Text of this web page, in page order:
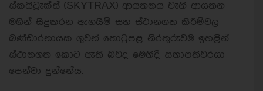
ස්කයිට්‍රැක්ස් (SKYTRAX) ආයතනය වැනි ආයතන
මගින් සිදුකරන ඇගයීම් සහ ස්ථානගත කිරීම්වල
බණ්ඩාරනායක ගුවන් තොටුපළ නිරතුරුවම ඉහළින්
ස්ථානගත කොට ඇති බවද මෙහිදී සභාපතිවරයා
පෙන්වා දුන්නේය.